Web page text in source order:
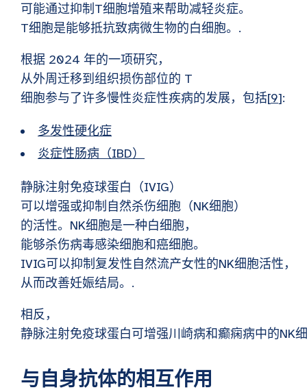
可能通过抑制T细胞增殖来帮助减轻炎症。
T细胞是能够抵抗致病微生物的白细胞。.
根据 2024 年的一项研究，
从外周迁移到组织损伤部位的 T
细胞参与了许多慢性炎症性疾病的发展，包括[9]:
多发性硬化症
炎症性肠病（IBD）
静脉注射免疫球蛋白（IVIG）
可以增强或抑制自然杀伤细胞（NK细胞）
的活性。NK细胞是一种白细胞，
能够杀伤病毒感染细胞和癌细胞。
IVIG可以抑制复发性自然流产女性的NK细胞活性，
从而改善妊娠结局。.
相反，
静脉注射免疫球蛋白可增强川崎病和癫痫病中的NK
与自身抗体的相互作用